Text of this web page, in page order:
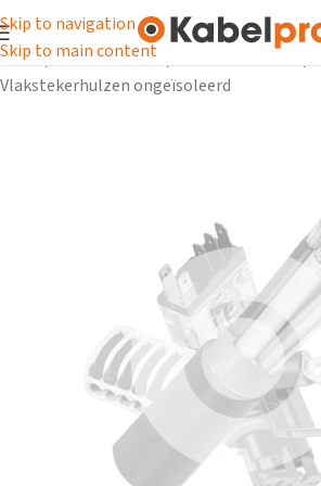
Skip to navigation
Skip to main content
Home/ Kabelschoenen
Vlakstekerhulzen ongeïsoleerd